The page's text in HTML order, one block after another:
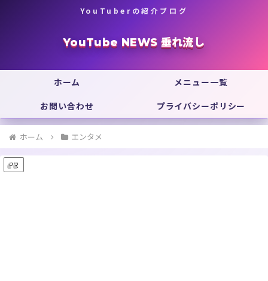
YouTuberの紹介ブログ
YouTube NEWS 垂れ流し
ホーム
メニュー一覧
お問い合わせ
プライバシーポリシー
ホーム エンタメ
PR